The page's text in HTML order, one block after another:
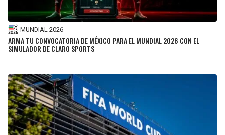
MUNDIAL 2026
ARMA TU CONVOCATORIA DE MÉXICO PARA EL MUNDIAL 2026 CON EL
SIMULADOR DE CLARO SPORTS